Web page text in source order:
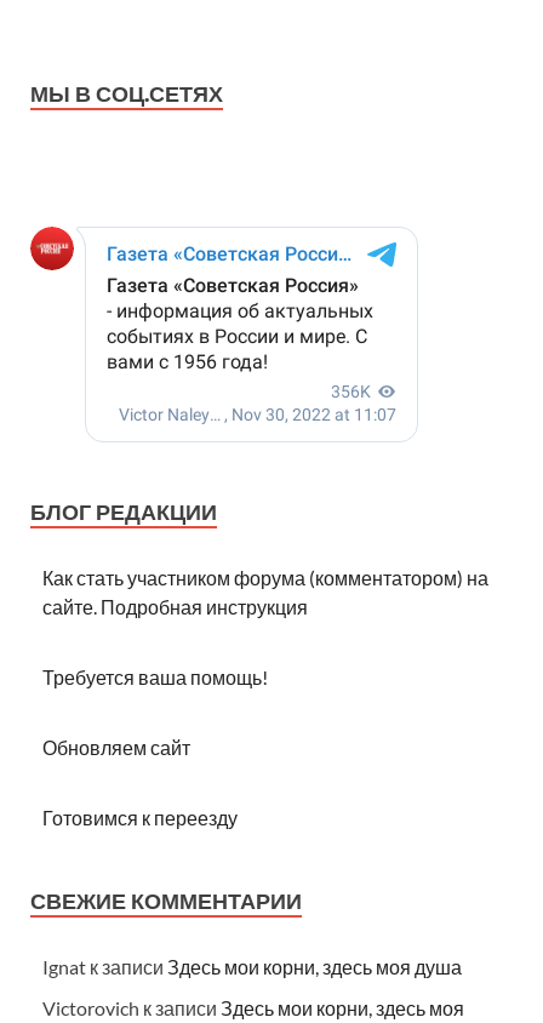
МЫ В СОЦ.СЕТЯХ
БЛОГ РЕДАКЦИИ
Как стать участником форума (комментатором) на
сайте. Подробная инструкция
Требуется ваша помощь!
Обновляем сайт
Готовимся к переезду
СВЕЖИЕ КОММЕНТАРИИ
Ignat к записи Здесь мои корни, здесь моя душа
Victorovich к записи Здесь мои корни, здесь моя